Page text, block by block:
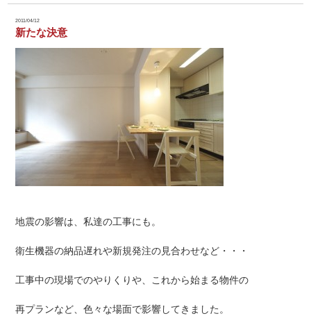
2011/04/12
新たな決意
地震の影響は、私達の工事にも。
衛生機器の納品遅れや新規発注の見合わせなど・・・
工事中の現場でのやりくりや、これから始まる物件の
再プランなど、色々な場面で影響してきました。